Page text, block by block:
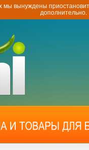
мы вынуждены